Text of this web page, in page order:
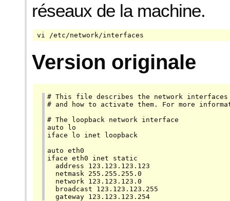
réseaux de la machine.
vi /etc/network/interfaces
Version originale
# This file describes the network interfaces
# and how to activate them. For more
# The loopback network interface
auto lo
iface lo inet loopback
auto eth0
iface eth0 inet static
address 123.123.123.123
netmask 255.255.255.0
network 123.123.123.0
broadcast 123.123.123.255
gateway 123.123.123.254